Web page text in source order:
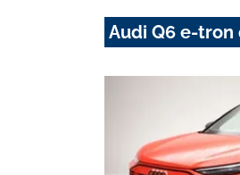
Audi Q6 e-